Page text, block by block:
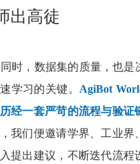
出高徒
，数据集的质量，也是
学习的关键。 AgiBot
经一套严苛的流程与验证
我们便邀请学界、工业界
提出建议，不断迭代流程